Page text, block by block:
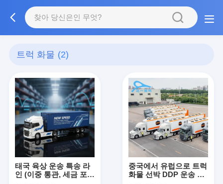
트럭 화물 (2)
태국 육상 운송 특송 라
인 (이중 통관, 세금 포함
중국에서 유럽으로 트럭
화물 선박 DDP 운송 화